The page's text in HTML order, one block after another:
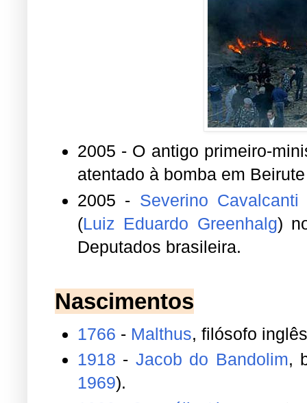
2005 - O antigo primeiro-
atentado à bomba em Beirute
Severino Cavalcanti
Luiz Eduardo Greenhalg)
Deputados brasileira.
Nascimentos
1766 -Malthus , filósofo
1918-Jacob do Bandolim
1923- Carmélia Alves
1930 - Carlos Zara, ator
1942 - Michael Bloomberg,
1944